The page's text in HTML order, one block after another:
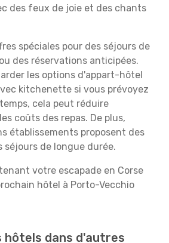
des feux de joie et des chants
spéciales pour des séjours de
des réservations anticipées.
les options d'appart-hôtel
kitchenette si vous prévoyez
cela peut réduire
coûts des repas. De plus,
établissements proposent des
séjours de longue durée.
votre escapade en Corse
hôtel à Porto-Vecchio
hôtels dans d'autres